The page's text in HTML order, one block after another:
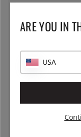
Zestaw Classic Cocktail
ARE YOU IN
USA